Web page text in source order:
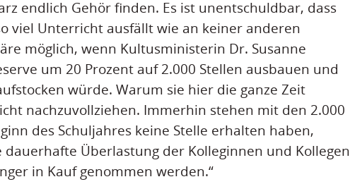
endlich Gehör finden. Es ist unentschuldbar, dass
viel Unterricht ausfällt wie an keiner anderen
möglich, wenn Kultusministerin Dr. Susanne
um 20 Prozent auf 2.000 Stellen ausbauen und
würde. Warum sie hier die ganze Zeit
nachzuvollziehen. Immerhin stehen mit den 2.000
des Schuljahres keine Stelle erhalten haben,
dauerhafte Überlastung der Kolleginnen und Kollegen
in Kauf genommen werden.“